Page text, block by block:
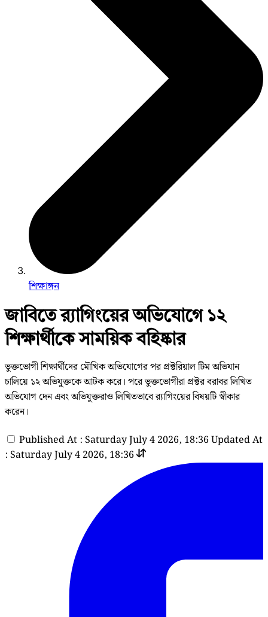
শিক্ষাঙ্গন
জাবিতে র‍্যাগিংয়ের অভিযোগে ১২
শিক্ষার্থীকে সাময়িক বহিষ্কার
ভুক্তভোগী শিক্ষার্থীদের মৌখিক অভিযোগের পর প্রক্টরিয়াল টিম অভিযান
চালিয়ে ১২ অভিযুক্তকে আটক করে। পরে ভুক্তভোগীরা প্রক্টর বরাবর লিখিত
অভিযোগ দেন এবং অভিযুক্তরাও লিখিতভাবে র‍্যাগিংয়ের বিষয়টি স্বীকার
করেন।
Published At : Saturday July 4 2026, 18:36 Updated At
: Saturday July 4 2026, 18:36